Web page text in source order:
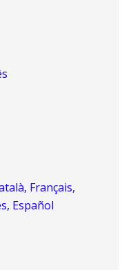
Français,
Español